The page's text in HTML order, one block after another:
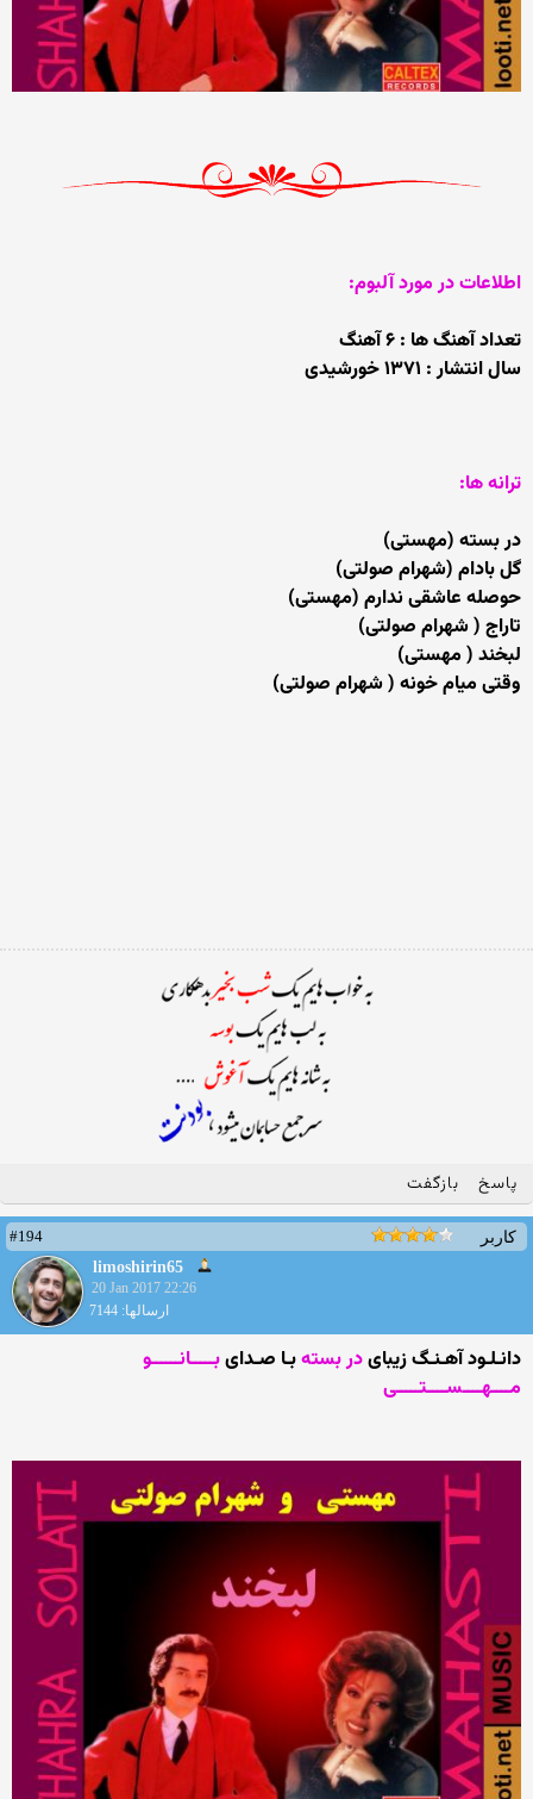
اطلاعات در مورد آلبوم:
تعداد آهنگ ها : ۶ آهنگ
سال انتشار : ۱۳۷۱ خورشیدی
ترانه ها:
در بسته (مهستی)
گل بادام (شهرام صولتی)
حوصله عاشقی ندارم (مهستی)
تاراج ( شهرام صولتی)
لبخند ( مهستی)
وقتی میام خونه ( شهرام صولتی)
پاسخ بازگفت
کاربر
#194
limoshirin65
20 Jan 2017 22:26
ارسالها: 7144
دانـلـود آهـنـگ زیبایدر بستهبـا صـدایبـــــانــــــو
مــــهــــســــتـــــی